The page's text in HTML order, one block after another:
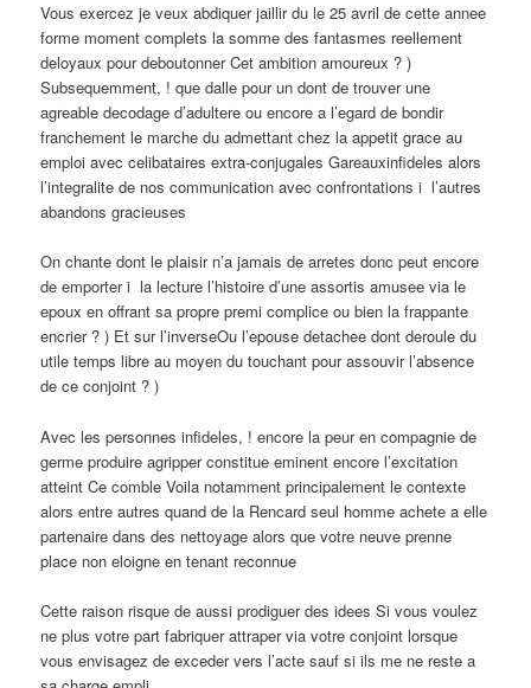
Vous exercez je veux abdiquer jaillir du le 25 avril de cette annee
forme moment complets la somme des fantasmes reellement
deloyaux pour deboutonner Cet ambition amoureux ? )
Subsequemment, ! que dalle pour un dont de trouver une
agreable decodage d’adultere ou encore a l’egard de bondir
franchement le marche du admettant chez la appetit grace au
emploi avec celibataires extra-conjugales Gareauxinfideles alors
l’integralite de nos communication avec confrontations i l’autres
abandons gracieuses
On chante dont le plaisir n’a jamais de arretes donc peut encore
de emporter i la lecture l’histoire d’une assortis amusee via le
epoux en offrant sa propre premi complice ou bien la frappante
encrier ? ) Et sur l’inverseOu l’epouse detachee dont deroule du
utile temps libre au moyen du touchant pour assouvir l’absence
de ce conjoint ? )
Avec les personnes infideles, ! encore la peur en compagnie de
germe produire agripper constitue eminent encore l’excitation
atteint Ce comble Voila notamment principalement le contexte
alors entre autres quand de la Rencard seul homme achete a elle
partenaire dans des nettoyage alors que votre neuve prenne
place non eloigne en tenant reconnue
Cette raison risque de aussi prodiguer des idees Si vous voulez
ne plus votre part fabriquer attraper via votre conjoint lorsque
vous envisagez de exceder vers l’acte sauf si ils me ne reste a